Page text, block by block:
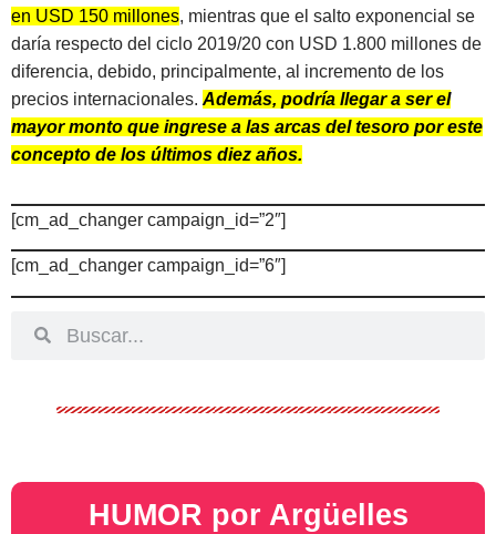
en USD 150 millones, mientras que el salto exponencial se
daría respecto del ciclo 2019/20 con USD 1.800 millones de
diferencia, debido, principalmente, al incremento de los
precios internacionales. Además, podría llegar a ser el
mayor monto que ingrese a las arcas del tesoro por este
concepto de los últimos diez años.
[cm_ad_changer campaign_id=”2″]
[cm_ad_changer campaign_id=”6″]
HUMOR por Argüelles​